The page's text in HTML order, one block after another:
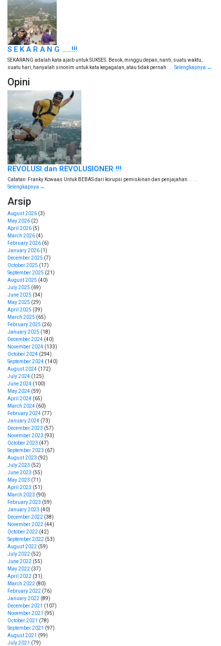
S E K A R A N G ……!!!
SEKARANG adalah kata ajaib untuk SUKSES. Besok, minggu depan, nanti, suatu waktu,
suatu hari, hanyalah sinonim untuk kata kegagalan, atau tidak pernah.
... Selengkapnya →
Opini
REVOLUSI dan REVOLUSIONER !!!
Catatan: Franky Kowaas Untuk BEBAS dari korupsi pemiskinan dan penjajahan...
Selengkapnya →
Arsip
August 2026 (3)
May 2026 (2)
April 2026 (5)
March 2026 (4)
February 2026 (6)
January 2026 (1)
December 2025 (7)
October 2025 (17)
September 2025 (21)
August 2025 (40)
July 2025 (69)
June 2025 (34)
May 2025 (29)
April 2025 (39)
March 2025 (65)
February 2025 (26)
January 2025 (18)
December 2024 (40)
November 2024 (133)
October 2024 (294)
September 2024 (140)
August 2024 (172)
July 2024 (125)
June 2024 (100)
May 2024 (59)
April 2024 (65)
March 2024 (60)
February 2024 (77)
January 2024 (73)
December 2023 (57)
November 2023 (93)
October 2023 (47)
September 2023 (67)
August 2023 (92)
July 2023 (52)
June 2023 (55)
May 2023 (71)
April 2023 (51)
March 2023 (90)
February 2023 (59)
January 2023 (40)
December 2022 (38)
November 2022 (44)
October 2022 (42)
September 2022 (53)
August 2022 (59)
July 2022 (52)
June 2022 (55)
May 2022 (37)
April 2022 (31)
March 2022 (80)
February 2022 (76)
January 2022 (89)
December 2021 (107)
November 2021 (95)
October 2021 (78)
September 2021 (97)
August 2021 (99)
July 2021 (79)